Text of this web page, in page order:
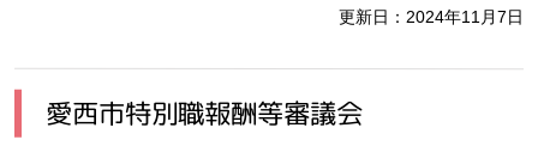
更新日：2024年11月7日
愛西市特別職報酬等審議会